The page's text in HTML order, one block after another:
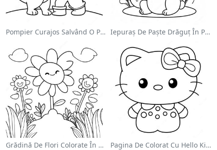
Pompier Curajos Salvând O Pisică - Pagina De Colorat Iepuraș De Paște Drăguț În Pagină De Colorat
Grădină De Flori Colorate În Pagină De Colorat Pagina De Colorat Cu Hello Kitty Drăguță Cu Fundiță